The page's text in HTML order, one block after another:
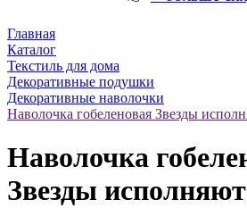
Главная
Каталог
Текстиль для дома
Декоративные подушки
Декоративные наволочки
Наволочка гобеленовая Звезды
Наволочка
Звезды